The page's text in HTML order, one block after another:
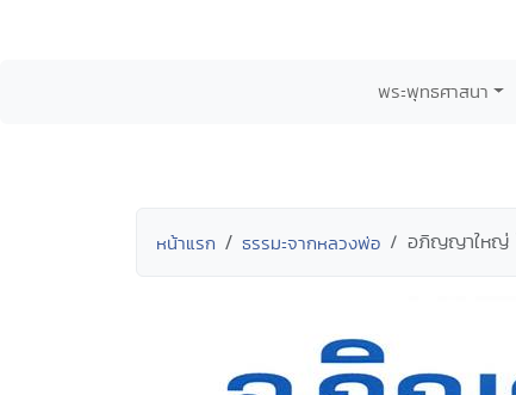
พระพุทธศาสนา
หน้าแรก ธรรมะจากหลวงพ่อ อภิญญาใหญ่